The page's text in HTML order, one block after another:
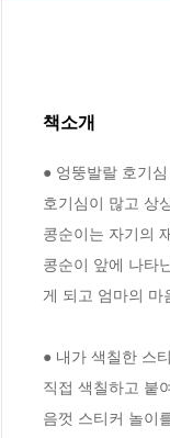
책소개
● 엉뚱발랄 호기
호기심이 많고 상
콩순이는 자기의
콩순이 앞에 나타
게 되고 엄마의 마
● 내가 색칠한 스
직접 색칠하고 붙
음껏 스티커 놀이